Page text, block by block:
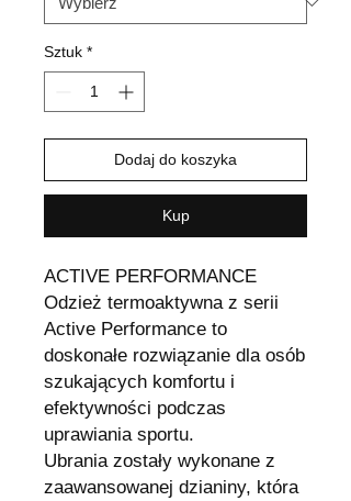
Sztuk *
Dodaj do koszyka
Kup
ACTIVE PERFORMANCE
Odzież termoaktywna z serii
Active Performance to
doskonałe rozwiązanie dla osób
szukających komfortu i
efektywności podczas
uprawiania sportu.
Ubrania zostały wykonane z
zaawansowanej dzianiny, która